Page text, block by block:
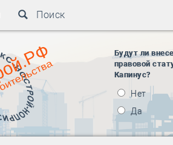
Поиск
Будут ли
правовой
Капинус?
Нет
Да